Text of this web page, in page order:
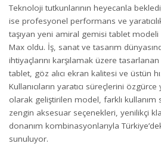
Teknoloji tutkunlarının heyecanla
ise profesyonel performans ve
taşıyan yeni amiral gemisi tablet modeli
Max oldu. İş, sanat ve tasarım
ihtiyaçlarını karşılamak üzere
tablet, göz alıcı ekran kalitesi ve üstün
Kullanıcıların yaratıcı süreçlerini
olarak geliştirilen model, farklı kullanım
zengin aksesuar seçenekleri, yenilikçi
donanım kombinasyonlarıyla
sunuluyor.